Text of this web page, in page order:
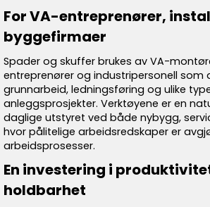
For VA-entreprenører,
byggefirmaer
Spader og skuffer brukes av VA-
entreprenører og industripersonell som
grunnarbeid, ledningsføring og ulike
anleggsprosjekter. Verktøyene er en
daglige utstyret ved både nybygg,
hvor pålitelige arbeidsredskaper er
arbeidsprosesser.
En investering i
holdbarhet